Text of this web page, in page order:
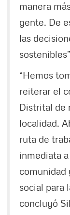
manera
gente. De
las
“Hemos
reiterar el
Distrital de
localidad.
ruta de
inmediata
comunidad
social para
concluyó